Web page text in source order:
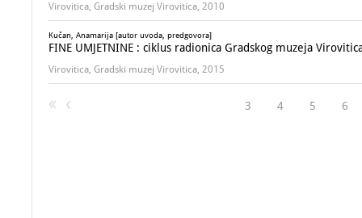
Virovitica, Gradski muzej Virovitica, 2010
Kučan, Anamarija [autor uvoda, predgovora]
FINE UMJETNINE : ciklus radionica Gradskog muzeja
Virovitica, Gradski muzej Virovitica, 2015
3 4 5 6